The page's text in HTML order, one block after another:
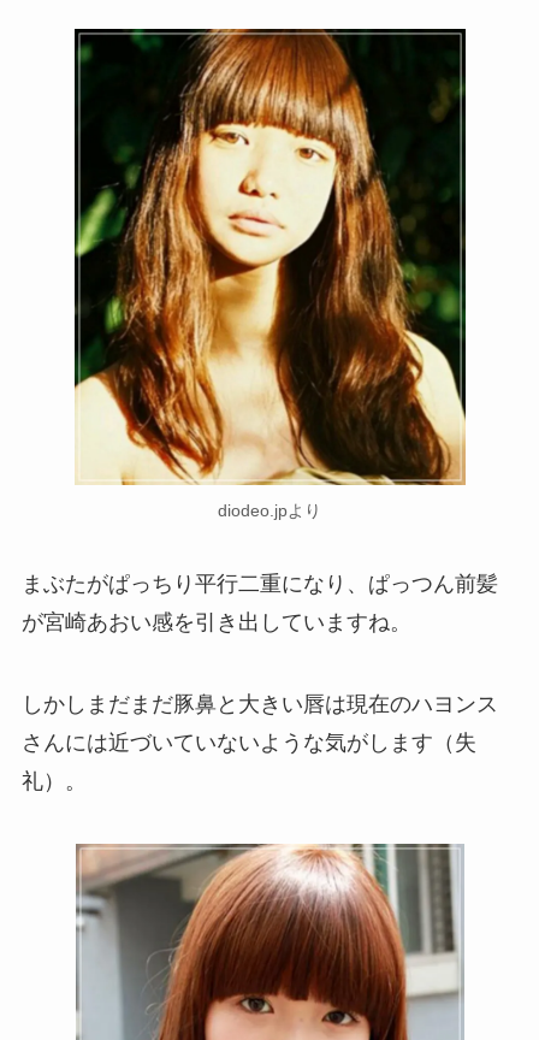
diodeo.jpより
まぶたがぱっちり平行二重になり、ぱっつん前髪
が宮崎あおい感を引き出していますね。
しかしまだまだ豚鼻と大きい唇は現在のハヨンス
さんには近づいていないような気がします（失
礼）。